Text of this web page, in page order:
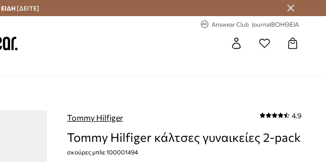
με το Answear Club
ΕΙΔΗ [ΔΕΙΤΕ]
Answear Club JournalΒΟΗΘΕΙΑ
Tommy Hilfiger 4.9
Tommy Hilfiger κάλτσες γυναικείες 2-pack
σκούρες μπλε 100001494